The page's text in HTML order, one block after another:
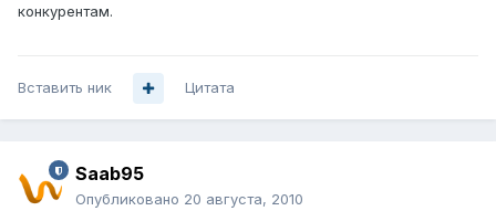
конкурентам.
Вставить ник Цитата
Saab95
Опубликовано 20 августа, 2010